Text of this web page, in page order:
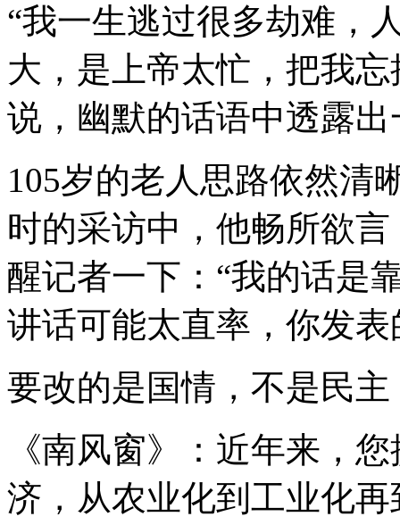
“我一生逃过很多劫难，
大，是上帝太忙，把我
说，幽默的话语中透露
105岁的老人思路依然清
时的采访中，他畅所欲
醒记者一下：“我的话
讲话可能太直率，你发
要改的是国情，不是民主
《南风窗》：近年来，
济，从农业化到工业化